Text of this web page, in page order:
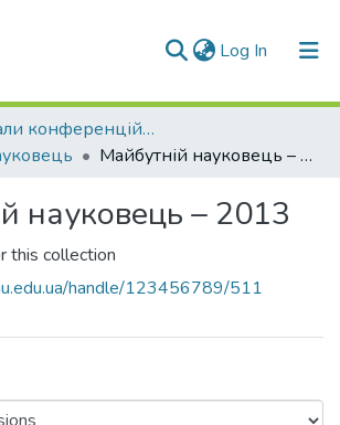
Log In (current)
Матеріали конференцій та семінарів
Майбутній науковець – 2013
науковець – 2013
this collection
handle/123456789/511